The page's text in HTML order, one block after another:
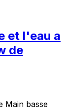
et l'eau a
de
Main basse